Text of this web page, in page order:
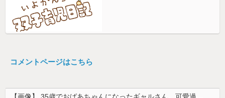
コメントページはこちら